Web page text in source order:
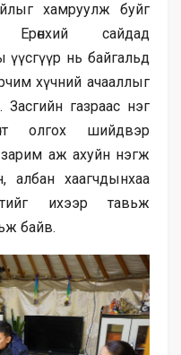
хамруулж буйг
Ерөнхий сайдад
үүсгүүр нь байгальд
хүчний ачааллыг
Засгийн газраас нэг
олгох шийдвэр
зарим аж ахуйн нэгж
албан хаагчдынхаа
ихээр тавьж
байв.